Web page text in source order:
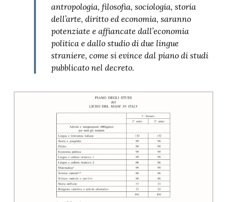
antropologia, filosofia, sociologia, storia
dell’arte, diritto ed economia, saranno
potenziate e affiancate dall’economia
politica e dallo studio di due lingue
straniere, come si evince dal piano di studi
pubblicato nel decreto.